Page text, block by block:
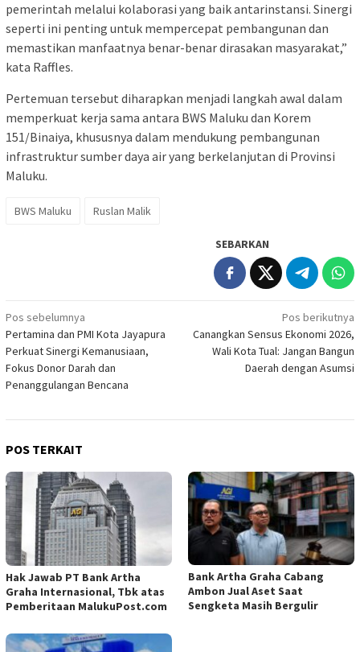
pemerintah melalui kolaborasi yang baik antarinstansi. Sinergi
seperti ini penting untuk mempercepat pembangunan dan
memastikan manfaatnya benar-benar dirasakan masyarakat,”
kata Raffles.
Pertemuan tersebut diharapkan menjadi langkah awal dalam
memperkuat kerja sama antara BWS Maluku dan Korem
151/Binaiya, khususnya dalam mendukung pembangunan
infrastruktur sumber daya air yang berkelanjutan di Provinsi
Maluku.
BWS Maluku Ruslan Malik
SEBARKAN
Navigasi
pos
Pos sebelumnya
Pertamina dan PMI Kota Jayapura
Perkuat Sinergi Kemanusiaan,
Fokus Donor Darah dan
Penanggulangan Bencana
Pos berikutnya
Canangkan Sensus Ekonomi 2026,
Wali Kota Tual: Jangan Bangun
Daerah dengan Asumsi
POS TERKAIT
Hak Jawab PT Bank Artha
Graha Internasional, Tbk atas
Pemberitaan MalukuPost.com
Bank Artha Graha Cabang
Ambon Jual Aset Saat
Sengketa Masih Bergulir